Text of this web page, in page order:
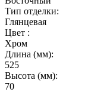
Тип отделки:
Глянцевая
Цвет :
Хром
Длина (мм):
525
Высота (мм):
70